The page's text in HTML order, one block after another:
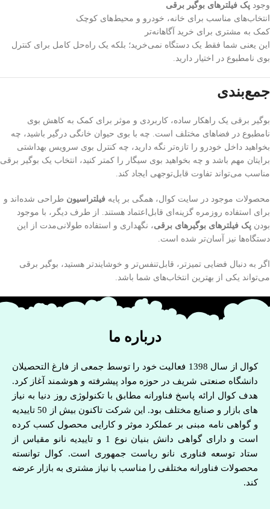
وجود پک فیلترهای بوگیر برقی
انتخاب‌های مناسب برای خانه، خودرو و محیط‌های کوچک
کمک به مشتری برای خرید آگاهانه‌تر
این یعنی شما فقط یک دستگاه نمی‌خرید؛ بلکه یک راه‌حل کامل برای کنترل
بوی نامطبوع در اختیار دارید.
جمع‌بندی
بوگیر برقی یک راهکار ساده، کاربردی و موثر برای کمک به کاهش بوی
نامطبوع در فضاهای مختلف است. چه با بوی حیوان خانگی درگیر باشید، چه
بخواهید داخل خودرو را تازه‌تر نگه دارید، چه کنترل بوی سرویس بهداشتی
برایتان مهم باشد و چه بخواهید بوی سیگار را کمتر کنید، انتخاب یک بوگیر برقی
مناسب می‌تواند تفاوت قابل‌توجهی ایجاد کند.
محصولات موجود در سایت کوال، همگی بر پایه فیلتراسیون طراحی شده‌اند و
برای استفاده روزمره گزینه‌ای قابل‌اعتماد هستند. از طرف دیگر، با موجود
بودن پک فیلترهای بوگیرهای برقی، نگهداری و استفاده طولانی‌مدت از این
دستگاه‌ها نیز آسان‌تر شده است.
اگر به دنبال فضایی تمیزتر، قابل‌تنفس‌تر و خوشایندتر هستید، بوگیر برقی
می‌تواند یکی از بهترین انتخاب‌های شما باشد.
درباره ما
کوال از سال 1398 فعالیت خود را توسط جمعی از فارغ التحصیلان
دانشگاه صنعتی شریف در حوزه مواد پیشرفته و هوشمند آغاز کرد.
هدف کوال ارائه پاسخ فناورانه مطابق با تکنولوژی روز دنیا به نیاز
های بازار و صنایع مختلف بود. این شرکت تاکنون بیش از 50 تاییدیه
و گواهی نامه مبنی بر عملکرد موثر و کارایی محصول کسب کرده
است و دارای گواهی دانش بنیان نوع 1 و تاییدیه نانو مقیاس از
ستاد توسعه فناوری نانو ریاست جمهوری است. کوال توانسته
محصولات فناورانه مختلفی را مناسب با نیاز مشتری به بازار عرضه
کند.